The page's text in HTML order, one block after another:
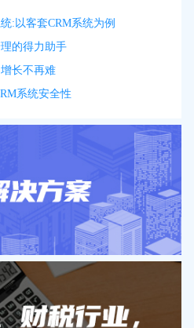
:以客套CRM系统为例
的得力助手
长不再难
系统安全性